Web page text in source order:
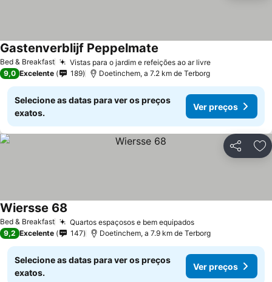
Bed & Breakfast Vistas para o jardim e refeições ao ar livreVer preços
Gastenverblijf Peppelmate
9,0 Excelente 189 Doetinchem, a 7.2 km de Terborg
Selecione as datas para ver os preços
exatos.
Ver preços
Partilhar
Bed & Breakfast Quartos espaçosos e bem equipadosVer preços
Wiersse 68
9,2 Excelente 147 Doetinchem, a 7.9 km de Terborg
Selecione as datas para ver os preços
exatos.
Ver preços